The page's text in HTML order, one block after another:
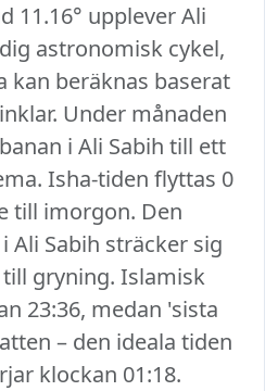
11.16° upplever Ali
astronomisk cykel,
kan beräknas baserat
Under månaden
i Ali Sabih till ett
Isha-tiden flyttas 0
till imorgon. Den
Ali Sabih sträcker sig
gryning. Islamisk
23:36, medan 'sista
– den ideala tiden
klockan 01:18.